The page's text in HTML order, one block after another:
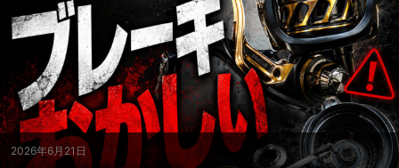
2026年6月21日